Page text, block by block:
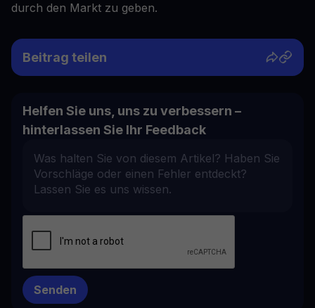
durch den Markt zu geben.
Beitrag teilen
Helfen Sie uns, uns zu verbessern –
hinterlassen Sie Ihr Feedback